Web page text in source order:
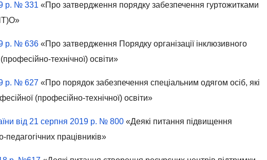
р. № 331 «Про затвердження порядку забезпечення гуртожитками
р. № 636 «Про затвердження Порядку організації інклюзивного
технічної) освіти»
р. № 627 «Про порядок забезпечення спеціальним одягом осіб, які
(професійно-технічної) освіти»
від 21 серпня 2019 р. № 800 «Деякі питання підвищення
педагогічних працівників»